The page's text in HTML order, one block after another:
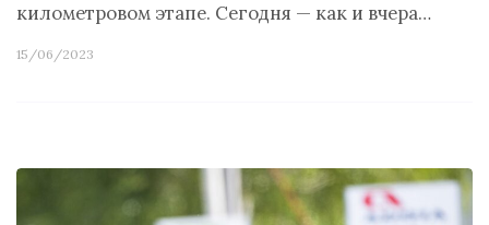
километровом этапе. Сегодня — как и вчера…
15/06/2023